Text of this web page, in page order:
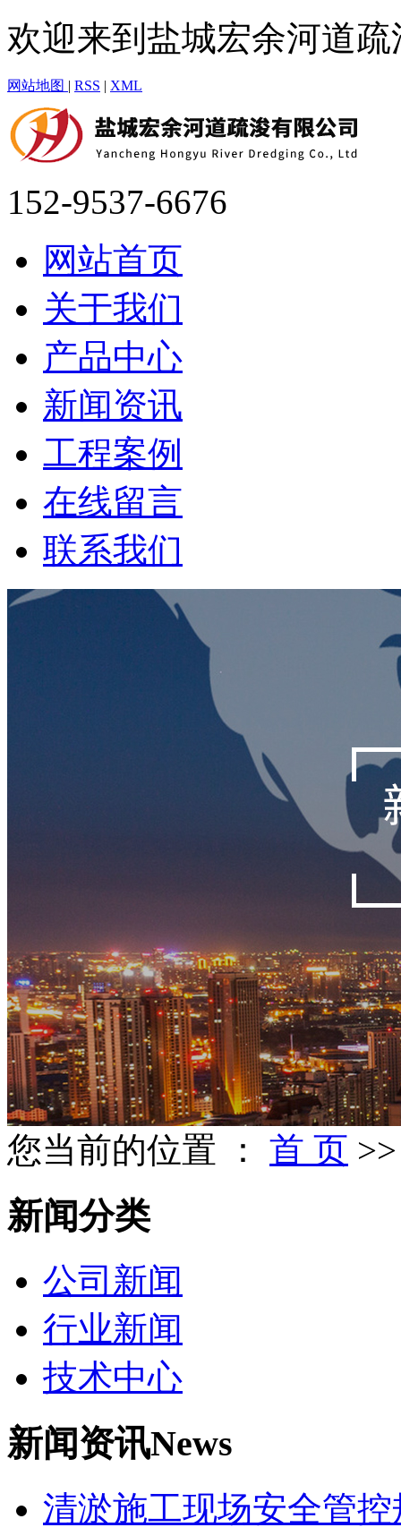
欢迎来到盐城宏余河道
网站地图 | RSS | XML
152-9537-6676
网站首页
关于我们
产品中心
新闻资讯
工程案例
在线留言
联系我们
您当前的位置 ： 首 页
新闻分类
公司新闻
行业新闻
技术中心
新闻资讯News
清淤施工现场安全管